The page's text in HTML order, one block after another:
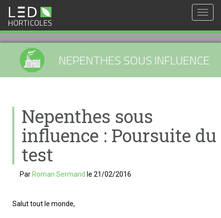
NEPENTHES SOUS INFLUENCE
Nepenthes sous
influence : Poursuite du
test
ParRoman Sermand le 21/02/2016
Salut tout le monde,